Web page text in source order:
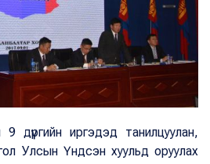
дүүргийн иргэдэд танилцуулан,
Улсын Үндсэн хуульд оруулах